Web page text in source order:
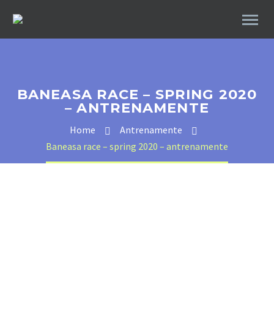
BANEASA RACE – SPRING 2020
– ANTRENAMENTE
Home
Antrenamente
Baneasa race – spring 2020 – antrenamente